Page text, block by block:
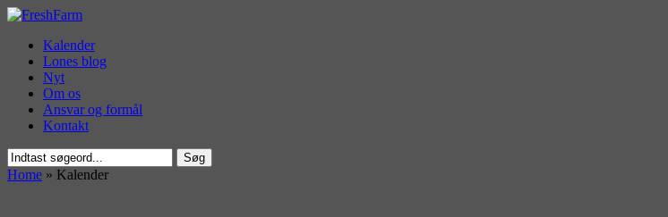
Kalender
Lones blog
Nyt
Om os
Ansvar og formål
Kontakt
Søg
Home » Kalender